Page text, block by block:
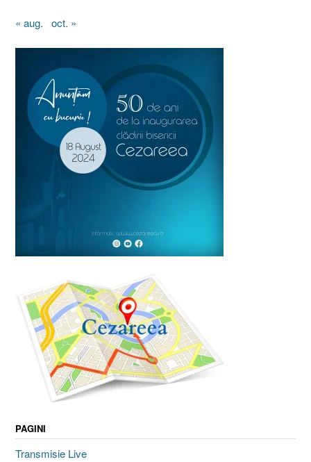
« aug. oct. »
PAGINI
Transmisie Live